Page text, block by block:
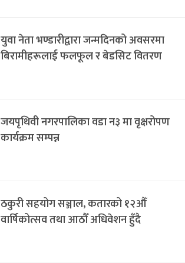
युवा नेता भण्डारीद्वारा जन्मदिनको अवसरमा
बिरामीहरूलाई फलफूल र बेडसिट वितरण
जयपृथिवी नगरपालिका वडा न३ मा वृक्षरोपण
कार्यक्रम सम्पन्न
ठकुरी सहयोग सञ्जाल, कतारको १२औँ
वार्षिकोत्सव तथा आठौँ अधिवेशन हुँदै